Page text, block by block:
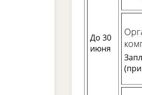
До 30
июня